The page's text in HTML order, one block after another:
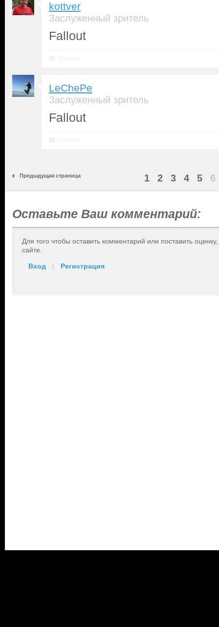
kottver
Заслуженный зритель
Fallout
LeChePe
Заслуженный зритель
Fallout
Предыдущая страница 1 2 3 4 5 6
Оставьте Ваш комментарий:
Для того чтобы оставить комментарий или поставить
сайте.
Вход | Регистрация